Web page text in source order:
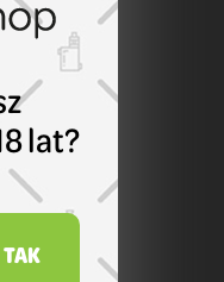
lat?
TAK